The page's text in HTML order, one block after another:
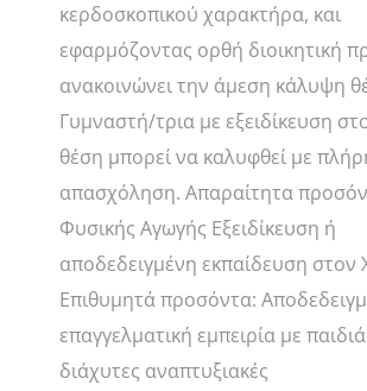
κερδοσκοπικού χαρακτήρα, και
εφαρμόζοντας ορθή διοικητική
ανακοινώνει την άμεση κάλυψη
Γυμναστή/τρια με εξειδίκευση
θέση μπορεί να καλυφθεί με
απασχόληση. Απαραίτητα
Φυσικής Αγωγής Εξειδίκευση ή
αποδεδειγμένη εκπαίδευση στον
Επιθυμητά προσόντα:
επαγγελματική εμπειρία με
διάχυτες αναπτυξιακές